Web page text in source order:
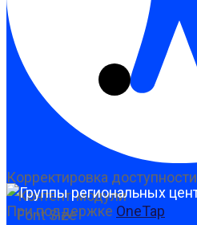
Корректировка доступности
При поддержке OneTap
Контент-модули
Font Size